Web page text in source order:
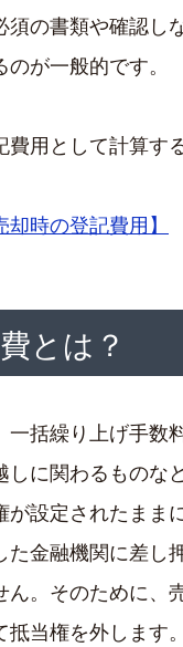
の書類や確認し
が一般的です。
用として計算す
時の登記費用】
とは？
括繰り上げ手数
に関わるものな
設定されたまま
金融機関に差し
。そのために、
当権を外します。